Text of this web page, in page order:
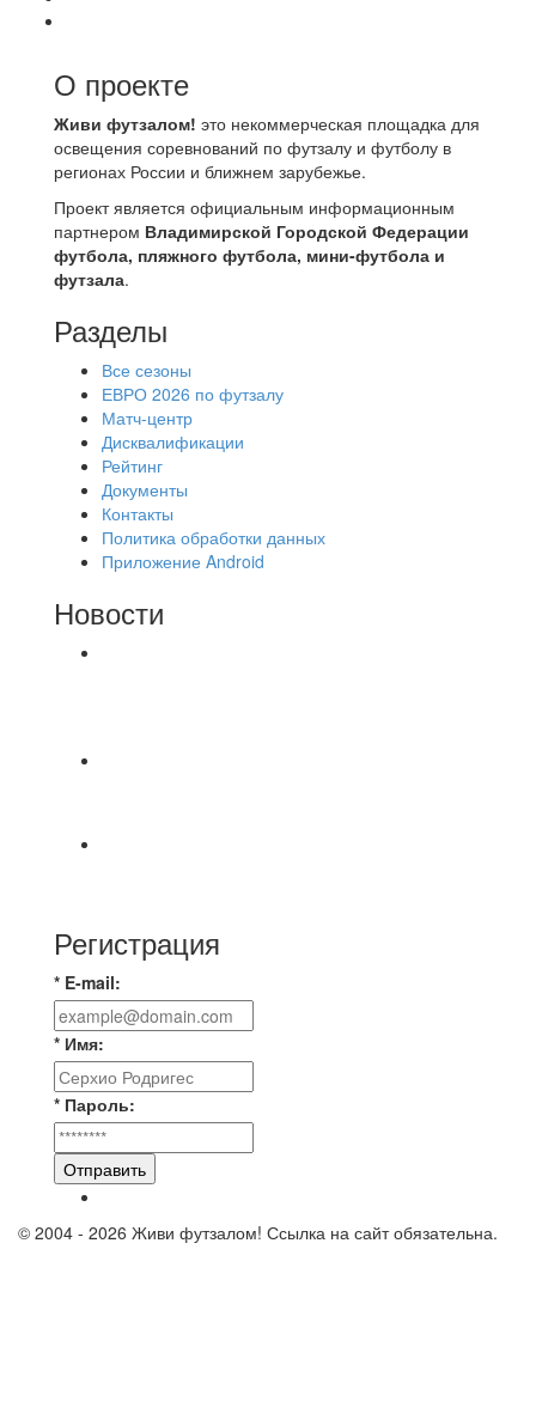
О проекте
Живи футзалом! это некоммерческая площадка для
освещения соревнований по футзалу и футболу в
регионах России и ближнем зарубежье.
Проект является официальным информационным
партнером Владимирской Городской Федерации
футбола, пляжного футбола, мини-футбола и
футзала.
Разделы
Все сезоны
ЕВРО 2026 по футзалу
Матч-центр
Дисквалификации
Рейтинг
Документы
Контакты
Политика обработки данных
Приложение Android
Новости
Регистрация
* E-mail:
* Имя:
* Пароль:
Отправить
© 2004 - 2026 Живи футзалом! Ссылка на сайт обязательна.